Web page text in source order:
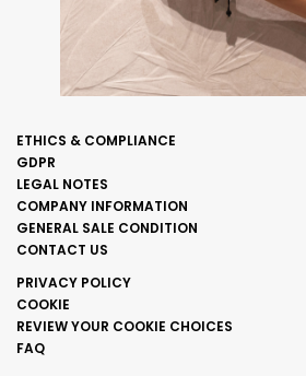
ETHICS & COMPLIANCE
GDPR
LEGAL NOTES
COMPANY INFORMATION
GENERAL SALE CONDITION
CONTACT US
PRIVACY POLICY
COOKIE
REVIEW YOUR COOKIE CHOICES
FAQ